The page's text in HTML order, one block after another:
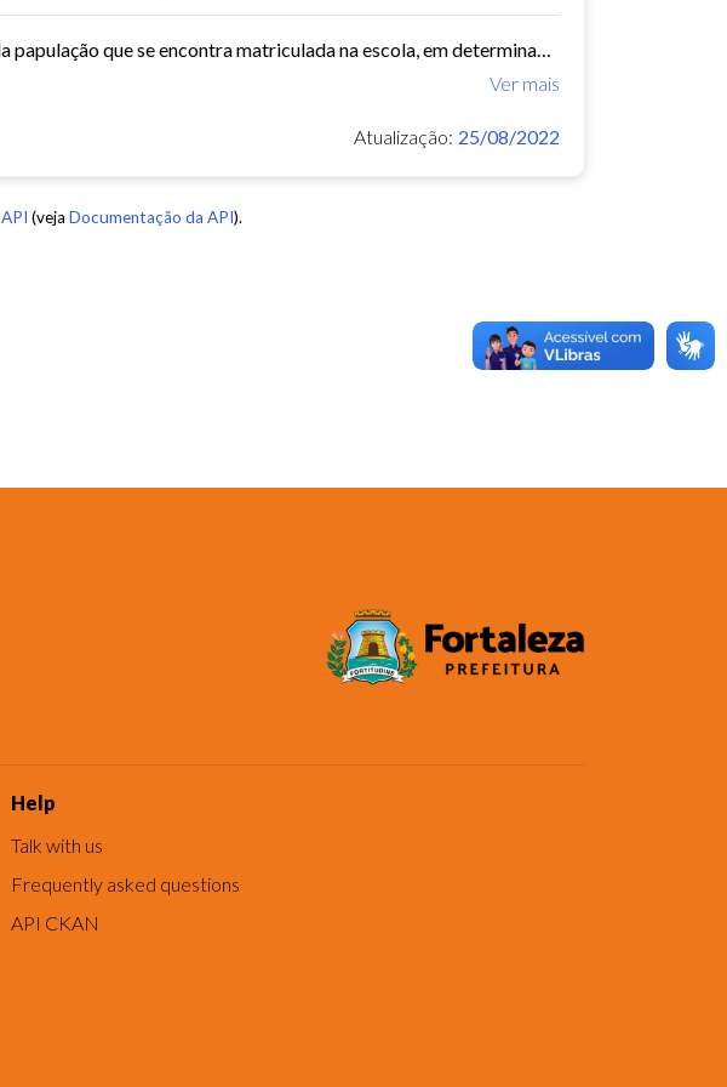
Este conjunto de dados expressa o percentual da papulação que se encontra matriculada na escola, em determinada idade ou faixa etária, estratificada em taxa de escolarização...
Ver mais
Atualização: 25/08/2022
API (veja Documentação da API).
Help
Talk with us
Frequently asked questions
API CKAN